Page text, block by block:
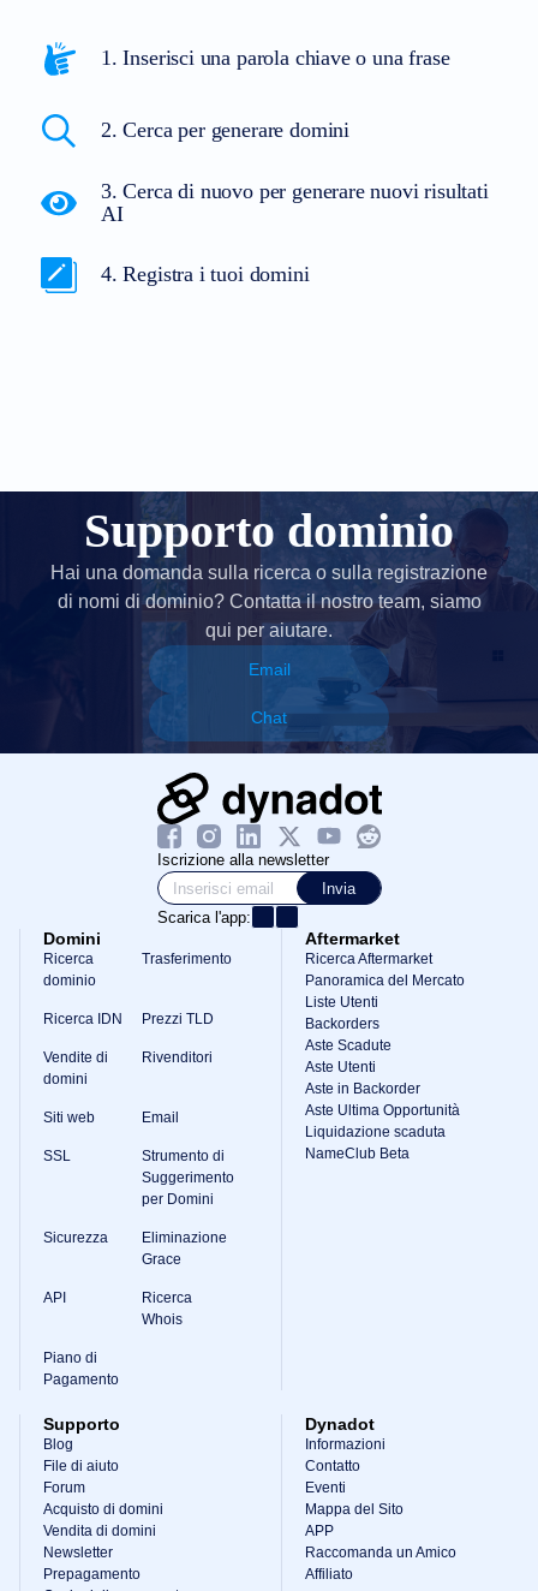
1. Inserisci una parola chiave o una frase
2. Cerca per generare domini
3. Cerca di nuovo per generare nuovi risultati
AI
4. Registra i tuoi domini
Supporto dominio
Hai una domanda sulla ricerca o sulla registrazione
di nomi di dominio? Contatta il nostro team, siamo
qui per aiutare.
Email
Chat
Iscrizione alla newsletter
Invia
Scarica l'app:
Domini
Ricerca
dominio
Trasferimento
Ricerca IDN Prezzi TLD
Vendite di
domini
Rivenditori
Siti web Email
SSL
Strumento di
Suggerimento
per Domini
Sicurezza
Eliminazione
Grace
API
Ricerca
Whois
Piano di
Pagamento
Aftermarket
Ricerca Aftermarket
Panoramica del Mercato
Liste Utenti
Backorders
Aste Scadute
Aste Utenti
Aste in Backorder
Aste Ultima Opportunità
Liquidazione scaduta
NameClub Beta
Supporto
Blog
File di aiuto
Forum
Acquisto di domini
Vendita di domini
Newsletter
Prepagamento
Dynadot
Informazioni
Contatto
Eventi
Mappa del Sito
APP
Raccomanda un Amico
Affiliato